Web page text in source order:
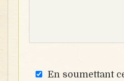
En soumettant